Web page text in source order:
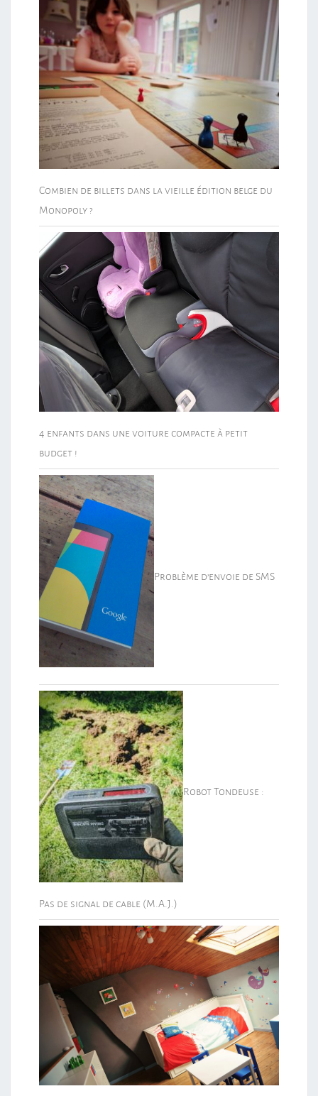
Combien de billets dans la vieille édition belge du
Monopoly ?
4 enfants dans une voiture compacte à petit
budget !
Problème d’envoie de SMS
Robot Tondeuse :
Pas de signal de cable (M.A.J.)